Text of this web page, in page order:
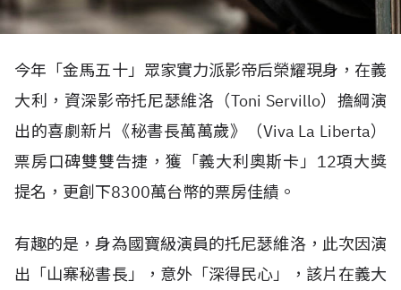
今年「金馬五十」眾家實力派影帝后榮耀現身，在義
大利，資深影帝托尼瑟維洛（Toni Servillo）擔綱演
出的喜劇新片《秘書長萬萬歲》（Viva La Liberta）
票房口碑雙雙告捷，獲「義大利奧斯卡」12項大獎
提名，更創下8300萬台幣的票房佳績。
有趣的是，身為國寶級演員的托尼瑟維洛，此次因演
出「山寨秘書長」，意外「深得民心」，該片在義大